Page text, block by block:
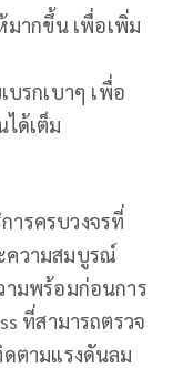
มากขึ้น เพื่อเพิ่ม
รกเบาๆ เพื่อ
ด้เต็ม
ารครบวงจรที่
ความสมบูรณ์
ามพร้อมก่อนการ
ที่สามารถตรวจ
ตามแรงดันลม